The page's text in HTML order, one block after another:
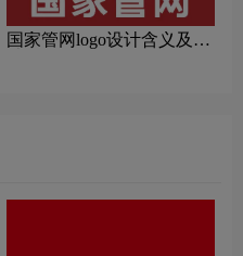
国家管网logo设计含义及设